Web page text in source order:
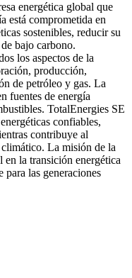
energética global que
está comprometida en
sostenibles, reducir su
bajo carbono.
los aspectos de la
producción,
de petróleo y gas. La
fuentes de energía
TotalEnergies SE
confiables,
contribuye al
La misión de la
la transición energética
para las generaciones